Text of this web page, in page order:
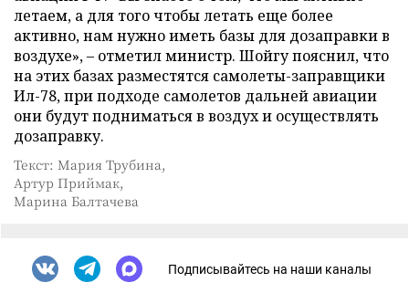
летаем, а для того чтобы летать еще более
активно, нам нужно иметь базы для дозаправки в
воздухе», – отметил министр. Шойгу пояснил, что
на этих базах разместятся самолеты-заправщики
Ил-78, при подходе самолетов дальней авиации
они будут подниматься в воздух и осуществлять
дозаправку.
Текст: Мария Трубина,
Артур Приймак,
Марина Балтачева
Подписывайтесь на наши каналы